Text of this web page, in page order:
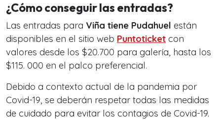
¿Cómo conseguir las entradas?
Las entradas para Viña tiene Pudahuel están
disponibles en el sitio web Puntoticket con
valores desde los $20.700 para galería, hasta los
$115. 000 en el palco preferencial.
Debido a contexto actual de la pandemia por
Covid-19, se deberán respetar todas las medidas
de cuidado para evitar los contagios de Covid-19.